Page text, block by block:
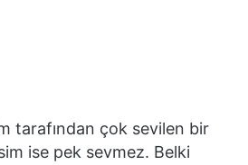
tarafından çok sevilen bir
ise pek sevmez. Belki